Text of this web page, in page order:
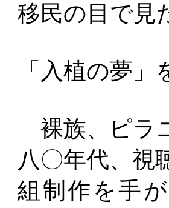
移民の目で見
「入植の夢
裸族、ピラ
八〇年代、視
組制作を手